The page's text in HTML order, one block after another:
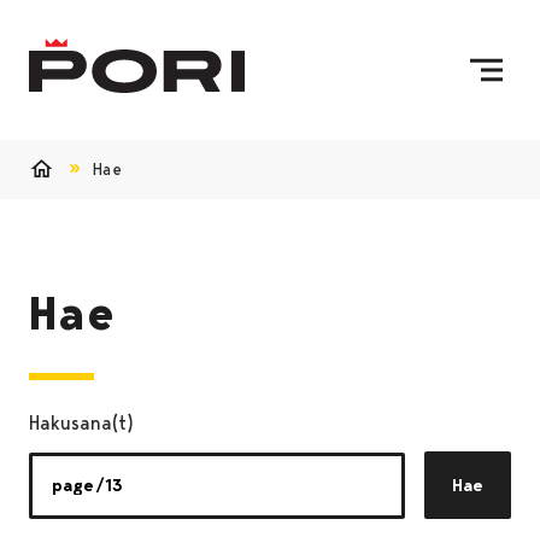
Hae
Hae
Hakusana(t)
Hae